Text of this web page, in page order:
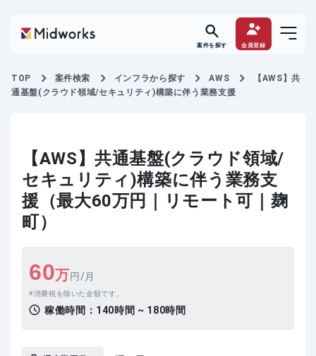
案件を探す 会員登録
TOP 案件検索 インフラから探す AWS
【AWS】共
通基盤(クラウド領域/セキュリティ)構築に伴う業務支援
【AWS】共通基盤(クラウド領域/
セキュリティ)構築に伴う業務支
援（最大60万円｜リモート可｜麹
町）
60万円/月
消費税を除いた金額です。
稼働時間： 140時間 ~ 180時間